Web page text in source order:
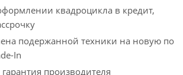
квадроцикла в кредит,
подержанной техники на новую по
In
производителя